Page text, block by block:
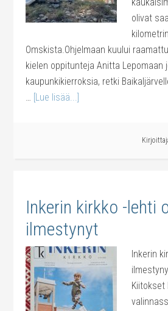
olivat
Omskista.Ohjelmaan kuului
kielen oppitunteja Anitta Lepomaan
kaupunkikierroksia, retki
… [Lue lisää...]
Inkerin kirkko -lehti
ilmestynyt
Inkerin
Kiitokset